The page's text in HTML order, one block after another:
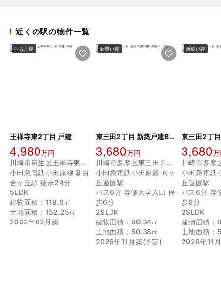
近くの駅の物件一覧
中古戸建
王禅寺東2丁目 戸建
4,980万円
川崎市麻生区王禅寺東２丁目
小田急電鉄小田原線 新百
合ヶ丘駅 徒歩24分
5LDK
建物面積：118.6㎡
土地面積：152.25㎡
2002年02月築
新築戸建
東三田2丁目 新築戸建B号棟
3,680万円
川崎市多摩区東三田２丁目
小田急電鉄小田原線 向ヶ
丘遊園駅
バス6分 専修大学入口 停
歩6分
2SLDK
建物面積：86.34㎡
土地面積：50.38㎡
2026年11月築(予定)
新築戸建
3,680万
小田急電鉄
丘遊園駅
バス6分 専
歩6分
2SLDK
建物面積：
土地面積：
2026年11